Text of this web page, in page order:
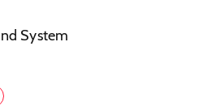
System